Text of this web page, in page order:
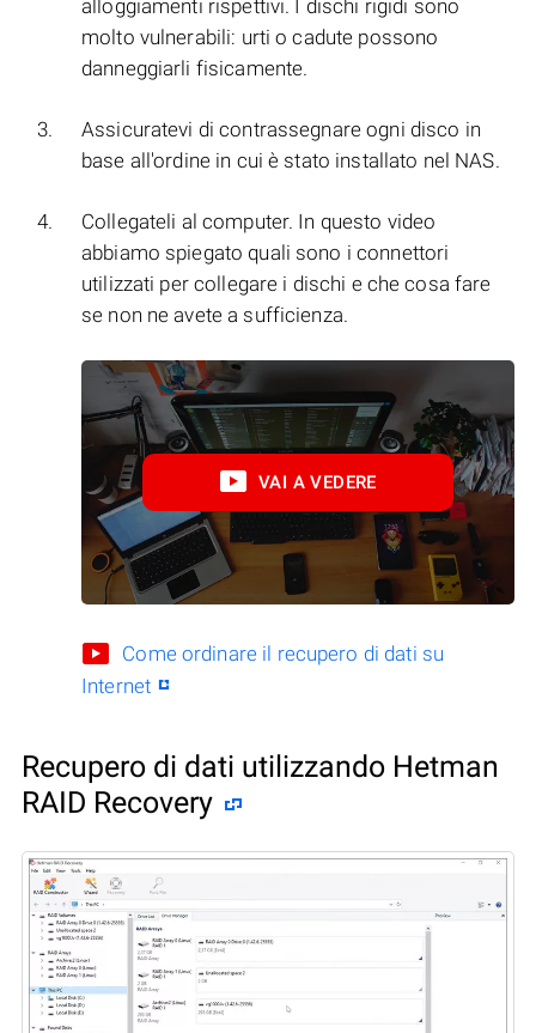
alloggiamenti rispettivi. I dischi rigidi sono
molto vulnerabili: urti o cadute possono
danneggiarli fisicamente.
Assicuratevi di contrassegnare ogni disco in
base all'ordine in cui è stato installato nel NAS.
Collegateli al computer. In questo video
abbiamo spiegato quali sono i connettori
utilizzati per collegare i dischi e che cosa fare
se non ne avete a sufficienza.
VAI A VEDERE
Come ordinare il recupero di dati su
Internet
Recupero di dati utilizzando Hetman
RAID Recovery